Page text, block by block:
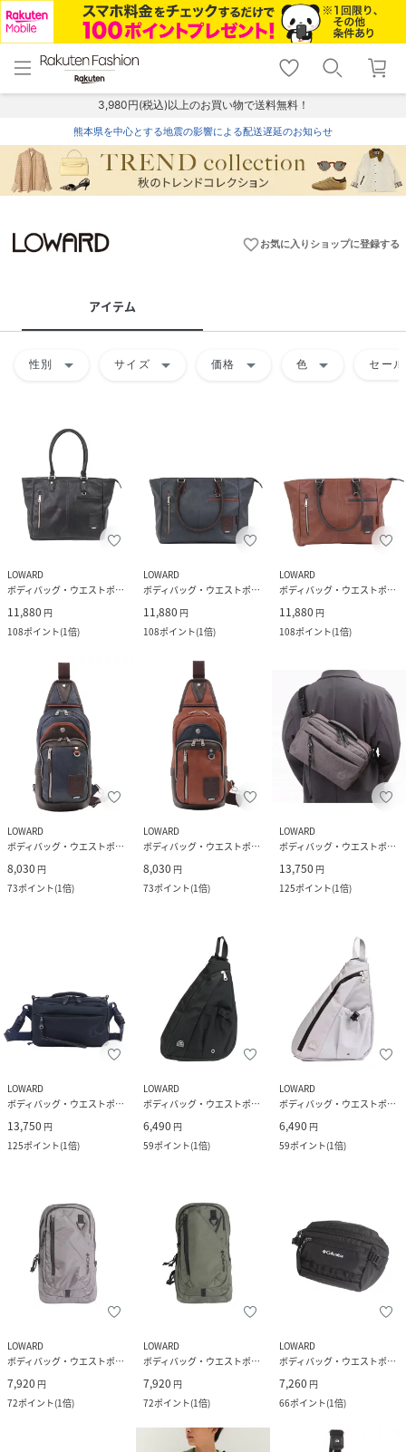
menu home
トップ
shopping_cart lock_outline
ログイン
3,980円(税込)以上のお買い物で送料無料！
熊本県を中心とする地震の影響による配送遅延のお知らせ
favorite_borderお気に入りショップに登録する
アイテム
性別 arrow_drop_down サイズ arrow_drop_down 価格 arrow_drop_down 色 arrow_drop_down セール
LOWARD
ボディバッグ・ウエストポーチ
11,880 円
108ポイント(1倍)
LOWARD
ボディバッグ・ウエストポーチ
11,880 円
108ポイント(1倍)
LOWARD
ボディバッグ・ウエストポーチ
11,880 円
108ポイント(1倍)
LOWARD
ボディバッグ・ウエストポーチ
8,030 円
73ポイント(1倍)
LOWARD
ボディバッグ・ウエストポーチ
8,030 円
73ポイント(1倍)
LOWARD
ボディバッグ・ウエストポーチ
13,750 円
125ポイント(1倍)
LOWARD
ボディバッグ・ウエストポーチ
13,750 円
125ポイント(1倍)
LOWARD
ボディバッグ・ウエストポーチ
6,490 円
59ポイント(1倍)
LOWARD
ボディバッグ・ウエストポーチ
6,490 円
59ポイント(1倍)
LOWARD
ボディバッグ・ウエストポーチ
7,920 円
72ポイント(1倍)
LOWARD
ボディバッグ・ウエストポーチ
7,920 円
72ポイント(1倍)
LOWARD
ボディバッグ・ウエストポーチ
7,260 円
66ポイント(1倍)